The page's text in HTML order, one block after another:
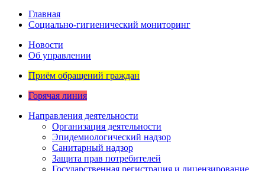
Главная
Социально-гигиенический мониторинг
Новости
Об управлении
Приём обращений граждан
Горячая линия
Направления деятельности
Организация деятельности
Эпидемиологический надзор
Санитарный надзор
Защита прав потребителей